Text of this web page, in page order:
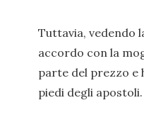
Tuttavia, vedendo
accordo con la
parte del prezzo e
piedi degli apostoli.